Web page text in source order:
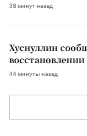
38 минут назад
Хуснуллин
44 минуты назад